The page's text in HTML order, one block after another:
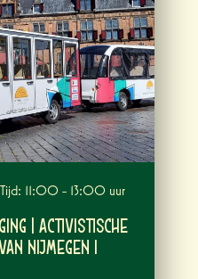
Tijd: 11:00 - 13:00 uur
| Activistische
Nijmegen I